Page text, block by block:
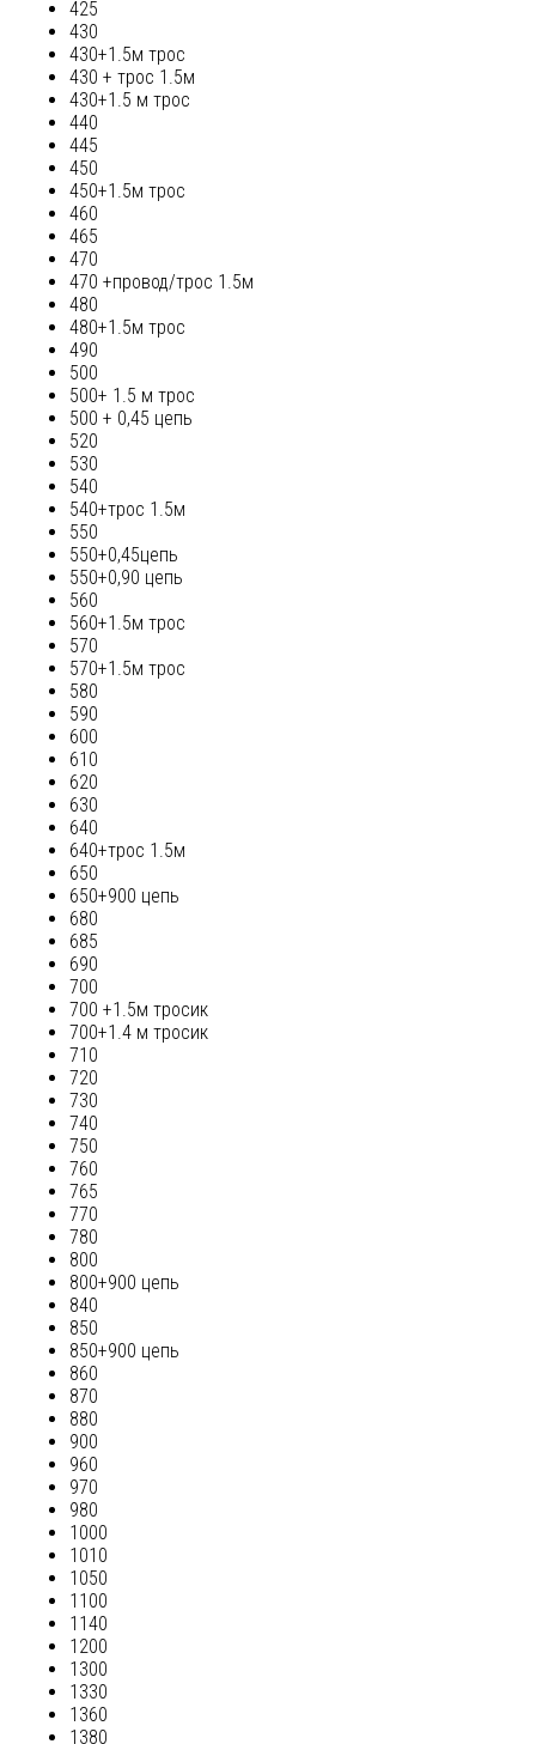
425
430
430+1.5м трос
430 + трос 1.5м
430+1.5 м трос
440
445
450
450+1.5м трос
460
465
470
470 +провод/трос 1.5м
480
480+1.5м трос
490
500
500+ 1.5 м трос
500 + 0,45 цепь
520
530
540
540+трос 1.5м
550
550+0,45цепь
550+0,90 цепь
560
560+1.5м трос
570
570+1.5м трос
580
590
600
610
620
630
640
640+трос 1.5м
650
650+900 цепь
680
685
690
700
700 +1.5м тросик
700+1.4 м тросик
710
720
730
740
750
760
765
770
780
800
800+900 цепь
840
850
850+900 цепь
860
870
880
900
960
970
980
1000
1010
1050
1100
1140
1200
1300
1330
1360
1380